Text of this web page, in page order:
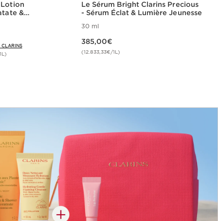
&
CLARINS
Le Sérum Bright Clarins Precious
- Sérum Éclat & Lumière Jeunesse
30 ml
385,00€
(12.833,33€/1L)